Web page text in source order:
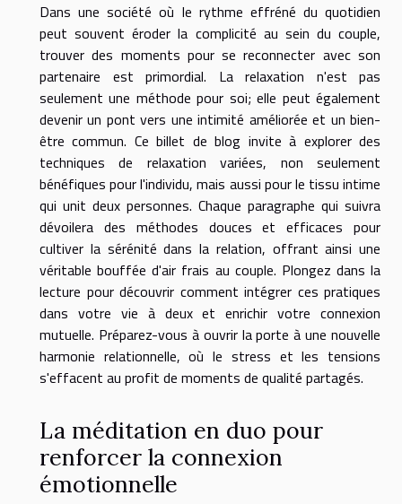
Dans une société où le rythme effréné du quotidien
peut souvent éroder la complicité au sein du couple,
trouver des moments pour se reconnecter avec son
partenaire est primordial. La relaxation n'est pas
seulement une méthode pour soi; elle peut également
devenir un pont vers une intimité améliorée et un bien-
être commun. Ce billet de blog invite à explorer des
techniques de relaxation variées, non seulement
bénéfiques pour l'individu, mais aussi pour le tissu intime
qui unit deux personnes. Chaque paragraphe qui suivra
dévoilera des méthodes douces et efficaces pour
cultiver la sérénité dans la relation, offrant ainsi une
véritable bouffée d'air frais au couple. Plongez dans la
lecture pour découvrir comment intégrer ces pratiques
dans votre vie à deux et enrichir votre connexion
mutuelle. Préparez-vous à ouvrir la porte à une nouvelle
harmonie relationnelle, où le stress et les tensions
s'effacent au profit de moments de qualité partagés.
La méditation en duo pour
renforcer la connexion
émotionnelle